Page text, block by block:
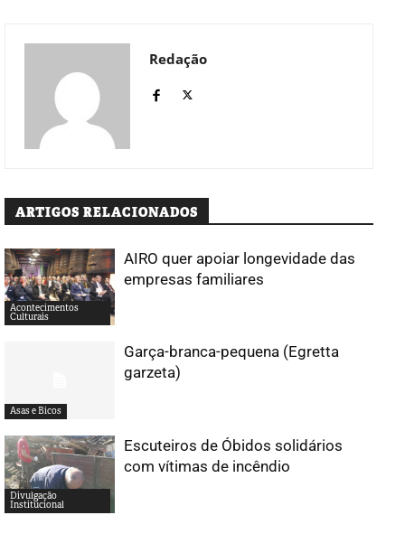
Redação
ARTIGOS RELACIONADOS
Acontecimentos
Culturais
AIRO quer apoiar longevidade das
empresas familiares
Asas e Bicos
Garça-branca-pequena (Egretta
garzeta)
Divulgação
Institucional
Escuteiros de Óbidos solidários
com vítimas de incêndio